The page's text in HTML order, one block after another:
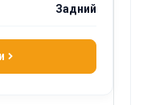
Задний